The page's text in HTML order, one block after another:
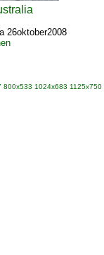
26oktober2008
800x533 1024x683 1125x750